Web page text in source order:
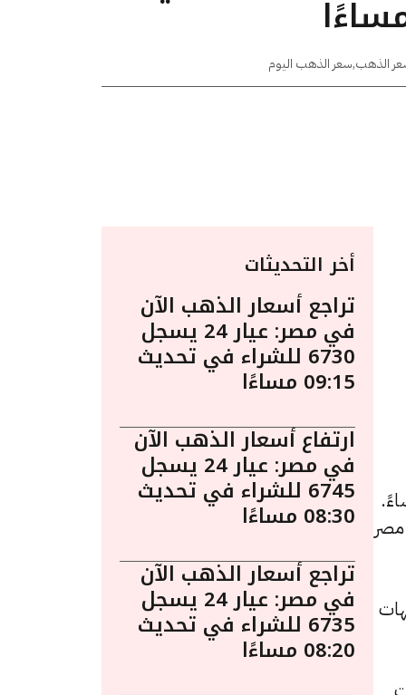
الذهب,سعر الذهب اليوم
ليوم السبت 11 أبريل الساعة 5:25 مساءً.
للشراء، مرتفعًا بقيمة 10 جنيهات
أخر التحديثات
تراجع أسعار الذهب الآن
في مصر: عيار 24 يسجل
6730 للشراء في تحديث
09:15 مساءًا
ارتفاع أسعار الذهب الآن
في مصر: عيار 24 يسجل
6745 للشراء في تحديث
08:30 مساءًا
تراجع أسعار الذهب الآن
في مصر: عيار 24 يسجل
6735 للشراء في تحديث
08:20 مساءًا